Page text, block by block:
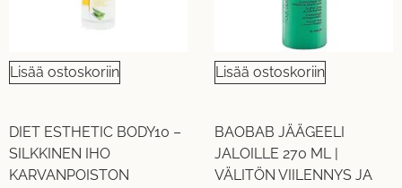
Lisää ostoskoriin
DIET ESTHETIC BODY10 –
SILKKINEN IHO
KARVANPOISTON
Lisää ostoskoriin
BAOBAB JÄÄGEELI
JALOILLE 270 ML |
VÄLITÖN VIILENNYS JA